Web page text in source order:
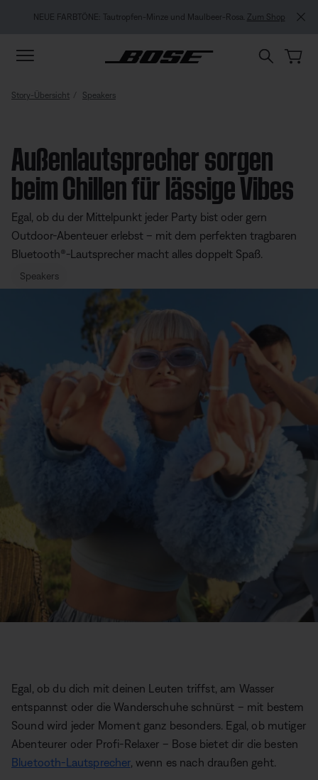
NEUE FARBTÖNE: Tautropfen-Minze und Maulbeer-Rosa. Zum Shop
Story-Übersicht Speakers
Außenlautsprecher sorgen
beim Chillen für lässige Vibes
Egal, ob du der Mittelpunkt jeder Party bist oder gern
Outdoor-Abenteuer erlebst – mit dem perfekten tragbaren
Bluetooth®-Lautsprecher macht alles doppelt Spaß.
Speakers
Egal, ob du dich mit deinen Leuten triffst, am Wasser
entspannst oder die Wanderschuhe schnürst – mit bestem
Sound wird jeder Moment ganz besonders. Egal, ob mutiger
Abenteurer oder Profi-Relaxer – Bose bietet dir die besten
Bluetooth-Lautsprecher, wenn es nach draußen geht.